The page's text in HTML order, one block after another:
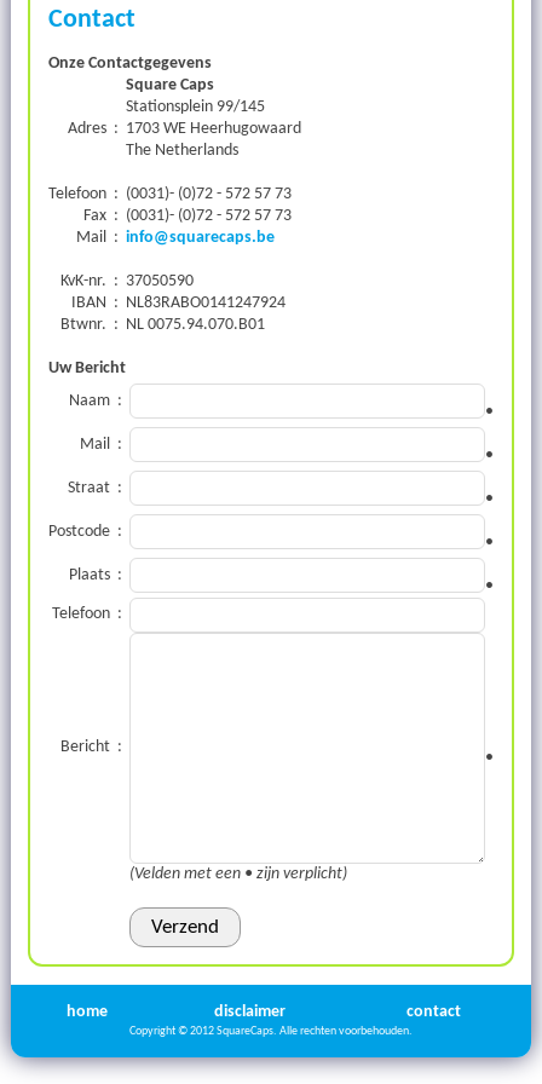
Contact
Onze Contactgegevens
Square Caps
Adres:
Stationsplein 99/145
1703 WE Heerhugowaard
The Netherlands
Telefoon: (0031)- (0)72 - 572 57 73
Fax: (0031)- (0)72 - 572 57 73
Mail
: info@squarecaps.be
KvK-nr. : 37050590
IBAN : NL83RABO0141247924
Btwnr. : NL 0075.94.070.B01
Uw Bericht
Naam:
•
Mail
:
•
Straat:
•
Postcode:
•
Plaats:
•
Telefoon:
Bericht:
•
(Velden met een • zijn verplicht)
home disclaimer contact
Copyright © 2012 SquareCaps. Alle rechten voorbehouden.